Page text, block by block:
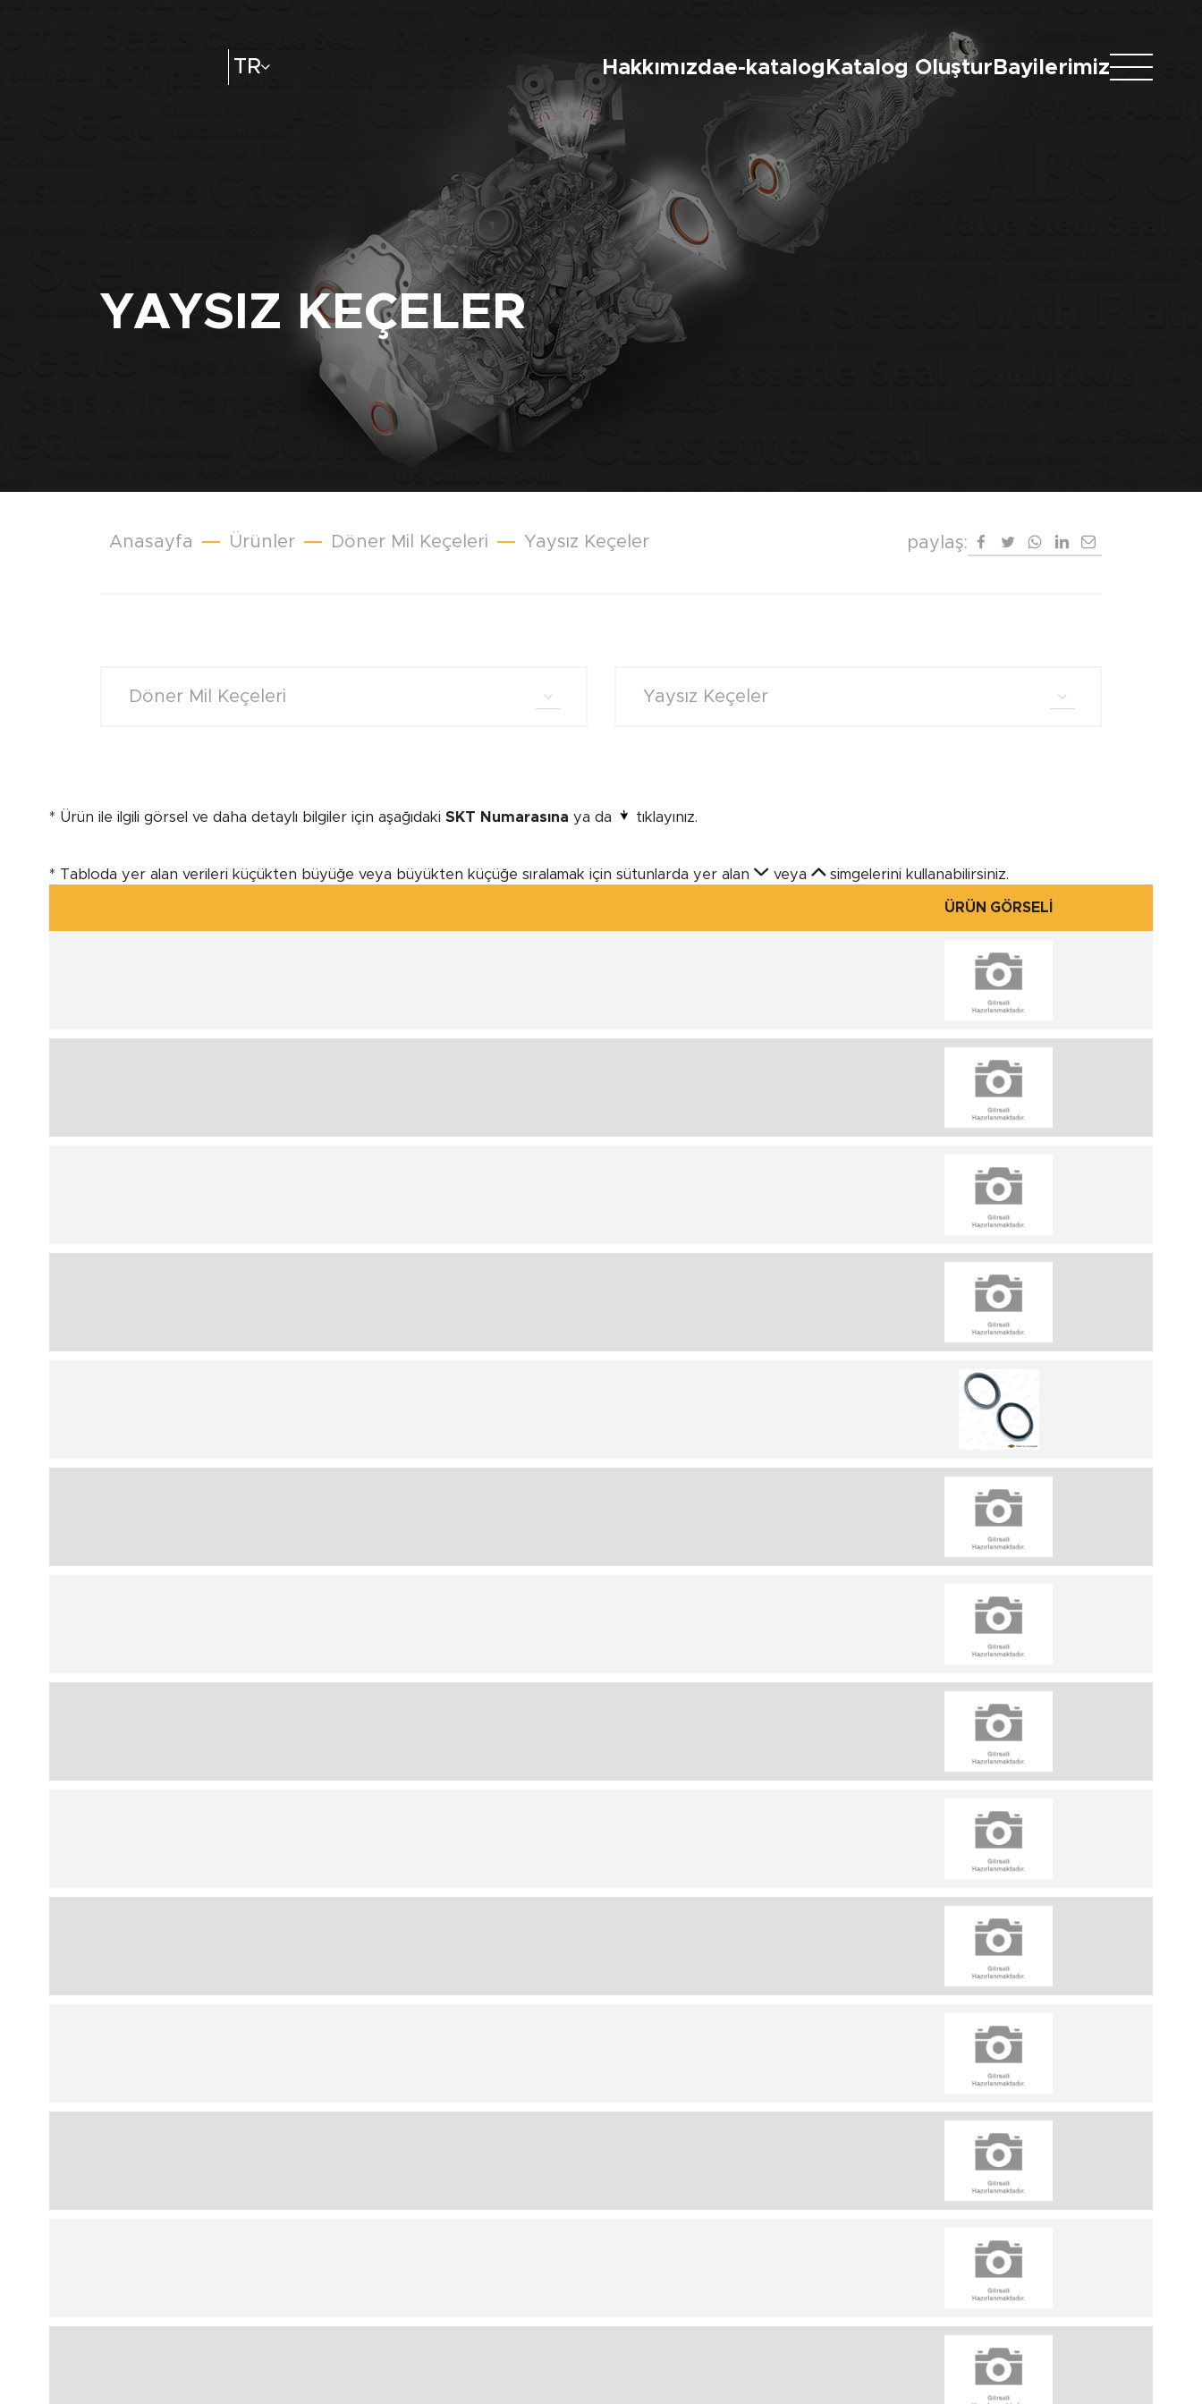
TR Hakkımızdae-katalog Katalog Oluştur Bayilerimiz
YAYSIZ KEÇELER
Anasayfa Ürünler Döner Mil Keçeleri Yaysız Keçeler paylaş:
* Ürün ile ilgili görsel ve daha detaylı bilgiler için aşağıdaki SKT Numarasına ya da tıklayınız.
* Tabloda yer alan verileri küçükten büyüğe veya büyükten küçüğe sıralamak için sütunlarda yer alan veya simgelerini kullanabilirsiniz.
ÜRÜN GÖRSELİ